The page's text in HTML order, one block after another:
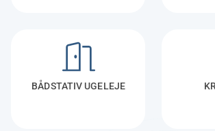
BÅDSTATIV UGELEJE